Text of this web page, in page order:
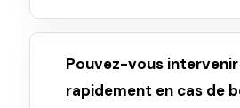
Pouvez-vous intervenir
rapidement en cas de